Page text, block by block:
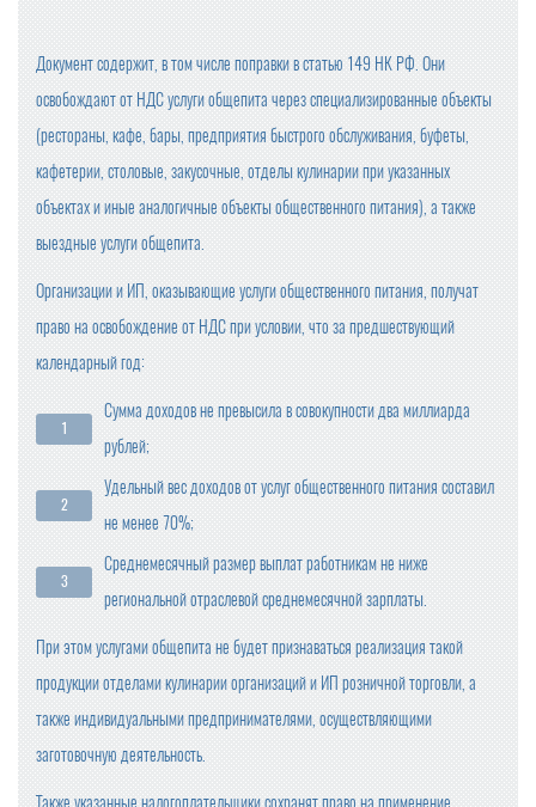
Документ содержит, в том числе поправки в статью 149 НК РФ. Они
освобождают от НДС услуги общепита через специализированные объекты
(рестораны, кафе, бары, предприятия быстрого обслуживания, буфеты,
кафетерии, столовые, закусочные, отделы кулинарии при указанных
объектах и иные аналогичные объекты общественного питания), а также
выездные услуги общепита.
Организации и ИП, оказывающие услуги общественного питания, получат
право на освобождение от НДС при условии, что за предшествующий
календарный год:
Сумма доходов не превысила в совокупности два миллиарда
рублей;
Удельный вес доходов от услуг общественного питания составил
не менее 70%;
Среднемесячный размер выплат работникам не ниже
региональной отраслевой среднемесячной зарплаты.
При этом услугами общепита не будет признаваться реализация такой
продукции отделами кулинарии организаций и ИП розничной торговли, а
также индивидуальными предпринимателями, осуществляющими
заготовочную деятельность.